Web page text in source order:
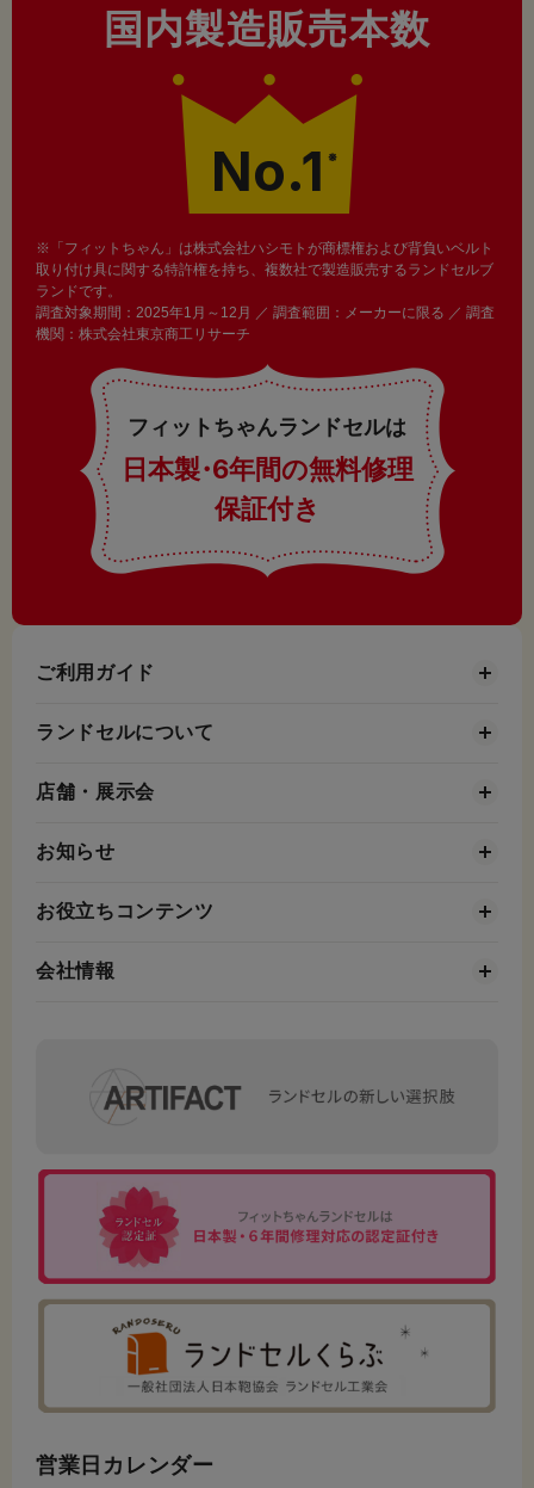
国内製造販売本数
No.1 ※
※「フィットちゃん」は株式会社ハシモトが商標権および背負いベルト
取り付け具に関する特許権を持ち、複数社で製造販売するランドセルブ
ランドです。
調査対象期間：2025年1月～12月 ／ 調査範囲：メーカーに限る ／ 調査
機関：株式会社東京商工リサーチ
フィットちゃんランドセルは
日本製・6年間の無料修理
保証付き
ご利用ガイド
ランドセルについて
店舗・展示会
お知らせ
お役立ちコンテンツ
会社情報
営業日カレンダー